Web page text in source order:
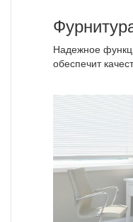
Надежное
обеспечит